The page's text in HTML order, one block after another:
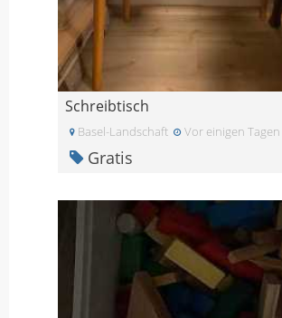
Schreibtisch
Basel-Landschaft Vor einigen Tagen
Gratis